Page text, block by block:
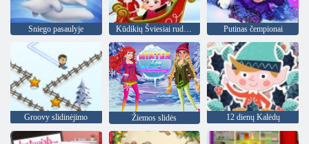
Sniego pasaulyje Kūdikių Šviesiai ruda Kalėdų siurprizas Putinas čempionai
Groovy slidinėjimo Žiemos slidės 12 dienų Kalėdų